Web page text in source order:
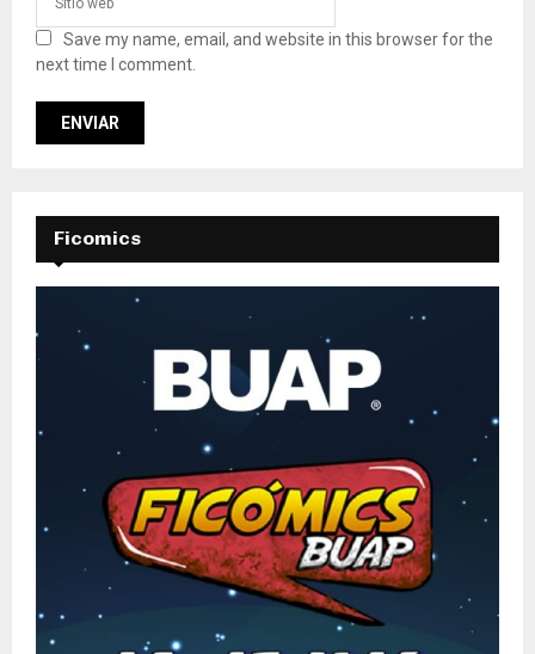
Save my name, email, and website in this browser for the
next time I comment.
Ficomics